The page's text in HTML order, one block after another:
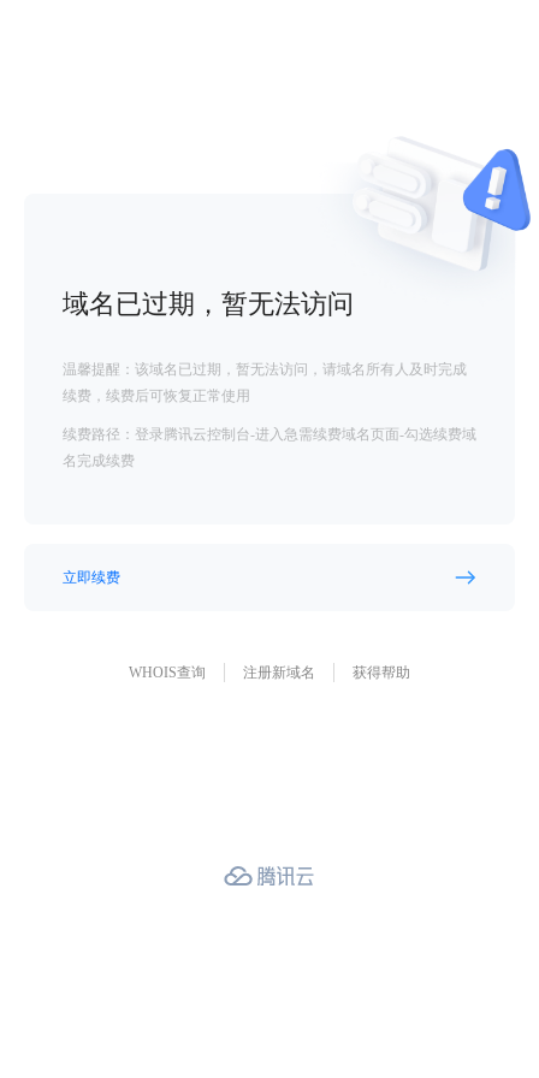
域名已过期，暂无法访问
温馨提醒：该域名已过期，暂无法访问，请域名所有人及时完成
续费，续费后可恢复正常使用
续费路径：登录腾讯云控制台-进入急需续费域名页面-勾选续费域
名完成续费
立即续费
WHOIS查询 注册新域名 获得帮助